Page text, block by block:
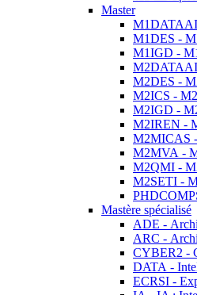
Master
M1DES -
M1IGD -
M2DES -
M2ICS -
M2IGD -
M2IREN -
M2MICAS
M2MVA -
M2QMI -
M2SETI -
Mastère spécialisé
ADE -
ARC -
CYBER2 -
DATA -
ECRSI -